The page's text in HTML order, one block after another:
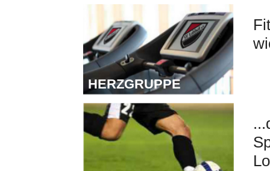
HERZGRUPPE